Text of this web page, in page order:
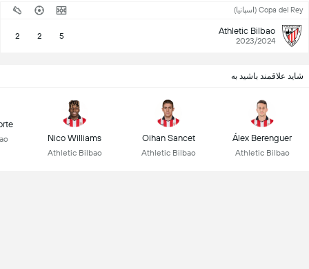
Copa del Rey (اسپانیا)
Athletic Bilbao
2023/2024
5
2
2
شاید علاقمند باشید به
Álex Berenguer
Athletic Bilbao
Oihan Sancet
Athletic Bilbao
Nico Williams
Athletic Bilbao